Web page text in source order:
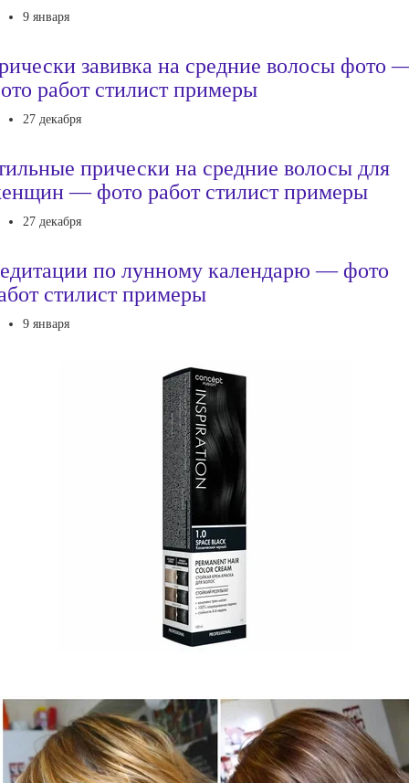
9 января
завивка на средние волосы фото
работ стилист примеры
27 декабря
прически на средние волосы для
— фото работ стилист примеры
27 декабря
по лунному календарю — фото
стилист примеры
9 января